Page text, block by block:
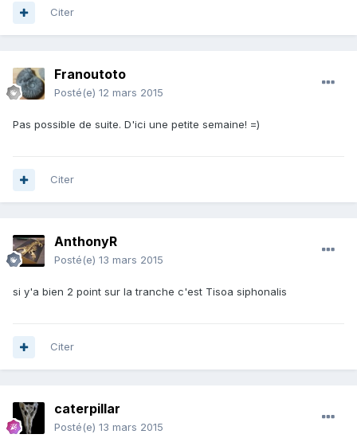
Citer
Franoutoto
Posté(e) 12 mars 2015
Pas possible de suite. D'ici une petite semaine! =)
Citer
AnthonyR
Posté(e) 13 mars 2015
si y'a bien 2 point sur la tranche c'est Tisoa siphonalis
Citer
caterpillar
Posté(e) 13 mars 2015